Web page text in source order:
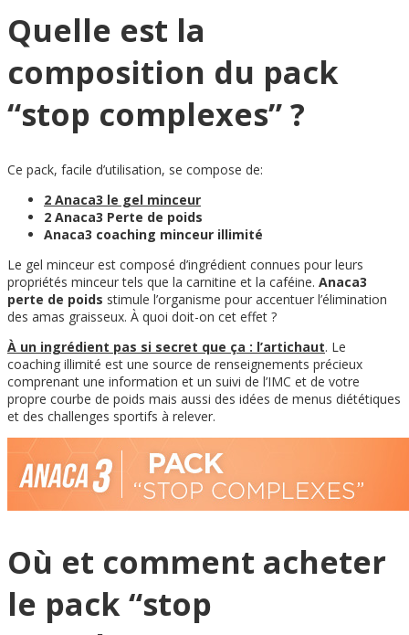
Quelle est la
composition du pack
“stop complexes” ?
Ce pack, facile d’utilisation, se compose de:
2 Anaca3 le gel minceur
2 Anaca3 Perte de poids
Anaca3 coaching minceur illimité
Le gel minceur est composé d’ingrédient connues pour leurs
propriétés minceur tels que la carnitine et la caféine. Anaca3
perte de poids stimule l’organisme pour accentuer l’élimination
des amas graisseux. À quoi doit-on cet effet ?
À un ingrédient pas si secret que ça : l’artichaut. Le
coaching illimité est une source de renseignements précieux
comprenant une information et un suivi de l’IMC et de votre
propre courbe de poids mais aussi des idées de menus diététiques
et des challenges sportifs à relever.
Où et comment acheter
le pack “stop